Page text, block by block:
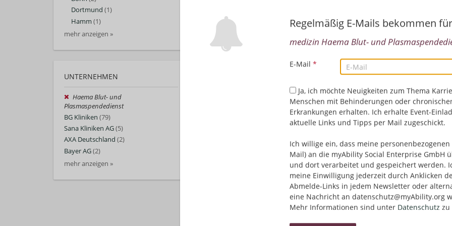
Dortmund (1)
Hamm (1)
mehr anzeigen »
UNTERNEHMEN
Haema Blut- und
Plasmaspendedienst
BG Kliniken (79)
Sana Kliniken AG(5)
AXA Deutschland (2)
Bayer AG(2)
mehr anzeigen »
Regelmäßig E-Mails bekommen für
medizin Haema Blut- und
E-Mail *
Ja, ich möchte Neuigkeiten zum Thema
Menschen mit Behinderungen oder
Erkrankungen erhalten. Ich erhalte Event-
aktuelle Links und Tipps per Mail zugeschickt.
Ich willige ein, dass meine personenbezogenen
Mail) an die myAbility Social Enterprise GmbH
und dort verarbeitet und gespeichert werden.
meine Einwilligung jederzeit durch Anklicken
Abmelde-Links in jedem Newsletter oder
eine Nachricht an datenschutz@myAbility.org
Mehr Informationen sind unter Datenschutz zu
Medizinische Fachkraft (m/w/d) in Hamm in
GmbH
Hamm, Deutschland
Medizin/Gesundheitswesen/Pharma
Medizinische Fachangestellte (m/w/d) in Bonn
23.07.2026,Haema Blut- und Plasmaspendedienst
Bonn, Deutschland
Medizin/Gesundheitswesen/Pharma
Assistenzarzt (m/w/d) in Bonn